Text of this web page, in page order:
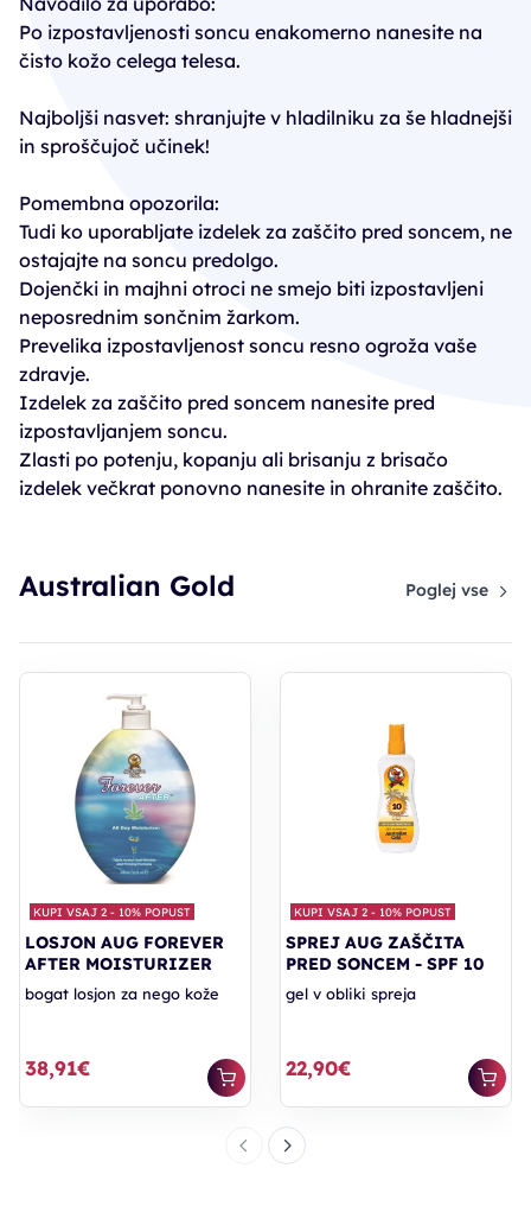
Po izpostavljenosti soncu enakomerno nanesite na
čisto kožo celega telesa.
Najboljši nasvet: shranjujte v hladilniku za še hladnejši
in sproščujoč učinek!
Pomembna opozorila:
Tudi ko uporabljate izdelek za zaščito pred soncem, ne
ostajajte na soncu predolgo.
Dojenčki in majhni otroci ne smejo biti izpostavljeni
neposrednim sončnim žarkom.
Prevelika izpostavljenost soncu resno ogroža vaše
zdravje.
Izdelek za zaščito pred soncem nanesite pred
izpostavljanjem soncu.
Zlasti po potenju, kopanju ali brisanju z brisačo
izdelek večkrat ponovno nanesite in ohranite zaščito.
Australian Gold Poglej vse
KUPI VSAJ 2 - 10% POPUST
LOSJON AUG FOREVER
AFTER MOISTURIZER
bogat losjon za nego kože
38,91€
KUPI VSAJ 2 - 10% POPUST
SPREJ AUG ZAŠČITA
PRED SONCEM - SPF 10
gel v obliki spreja
22,90€